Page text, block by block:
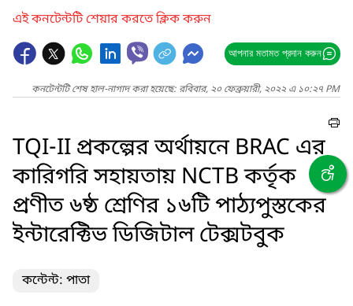
এই কনটেন্টটি শেয়ার করতে ক্লিক করুন
আপনার মতামত প্রদান করুন
কনটেন্টটি শেষ হাল-নাগাদ করা হয়েছে: রবিবার, ২০ ফেব্রুয়ারী, ২০২২ এ ১০:২৭ PM
TQI-II প্রকল্পের অর্থায়নে BRAC এর
কারিগরি সহায়তায় NCTB কর্তৃক
প্রণীত ৬ষ্ঠ শ্রেণির ১৬টি পাঠ্যপুস্তকের
ইন্টারেক্টিভ ডিজিটাল টেক্সটবুক
কন্টেন্ট: পাতা